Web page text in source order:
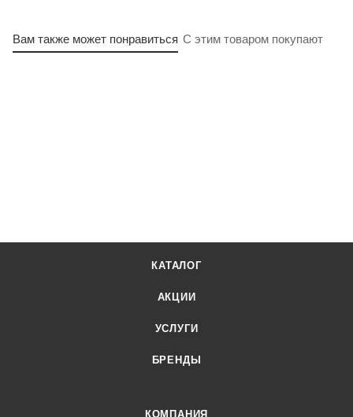
Вам также может понравиться С этим товаром покупают
КАТАЛОГ
АКЦИИ
УСЛУГИ
БРЕНДЫ
КОМПАНИЯ